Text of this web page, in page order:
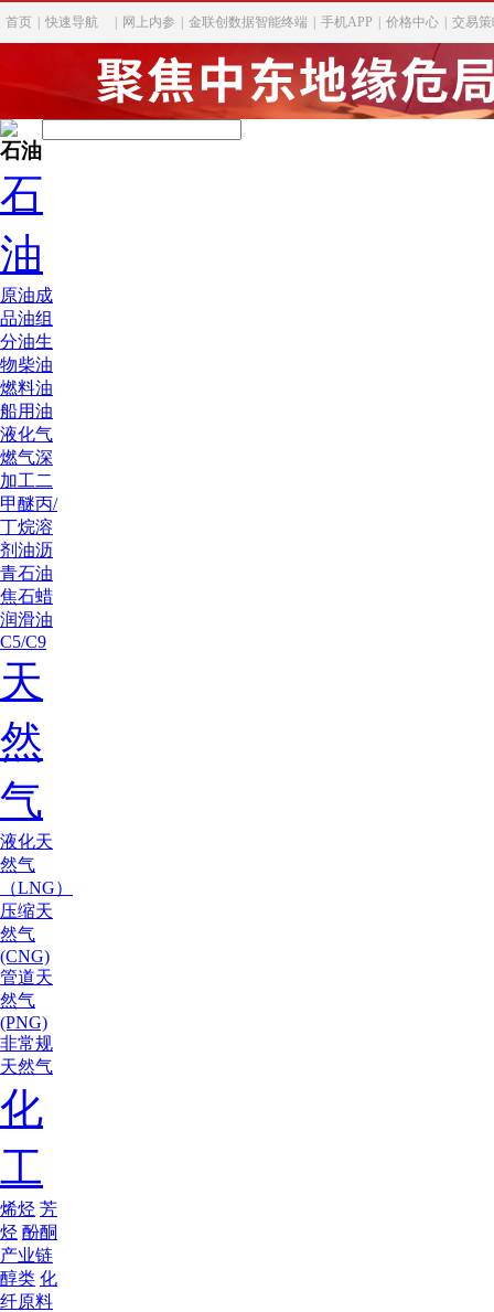
首页 快速导航 网上内参 金联创数据智能终端 手机APP 价格中心 交易
石油
石
油
原油成
品油组
分油生
物柴油
燃料油
船用油
液化气
燃气深
加工二
甲醚丙/
丁烷溶
剂油沥
青石油
焦石蜡
润滑油
C5/C9
天
然
气
液化天
然气
（LNG）
压缩天
然气
(CNG)
管道天
然气
(PNG)
非常规
天然气
化
工
烯烃 芳
烃 酚酮
产业链
醇类 化
纤原料